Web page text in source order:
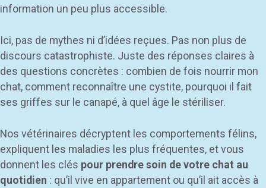
information un peu plus accessible.
Ici, pas de mythes ni d’idées reçues. Pas non plus de
discours catastrophiste. Juste des réponses claires à
des questions concrètes : combien de fois nourrir mon
chat, comment reconnaître une cystite, pourquoi il fait
ses griffes sur le canapé, à quel âge le stériliser.
Nos vétérinaires décryptent les comportements félins,
expliquent les maladies les plus fréquentes, et vous
donnent les clés pour prendre soin de votre chat au
quotidien : qu’il vive en appartement ou qu’il ait accès à